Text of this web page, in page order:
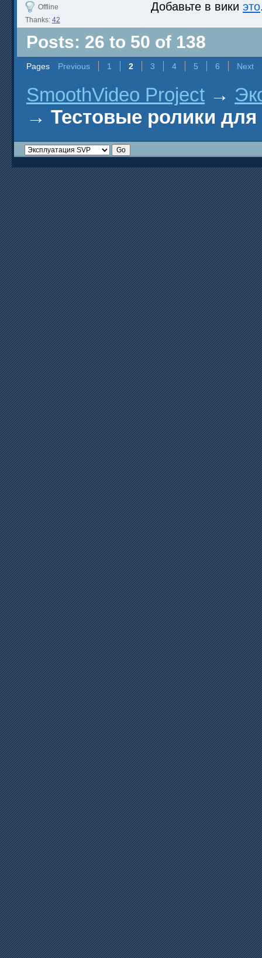
Offline
Thanks: 42
Добавьте в вики это
Posts: 26 to 50 of 138
Pages Previous 1 2 3 4 5 6 Next
SmoothVideo Project →
→ Тестовые ролики